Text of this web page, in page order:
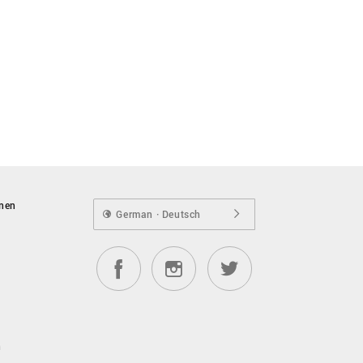
German · Deutsch